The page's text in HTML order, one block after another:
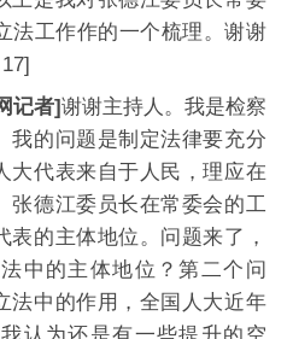
法工作作的一个梳理。谢谢
记者]谢谢主持人。我是检察
我的问题是制定法律要充分
大代表来自于人民，理应在
张德江委员长在常委会的工
的主体地位。问题来了，
中的主体地位？第二个问
法中的作用，全国人大近年